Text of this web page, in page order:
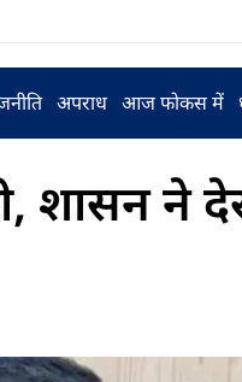
अपराध आज फोकस में
शासन ने